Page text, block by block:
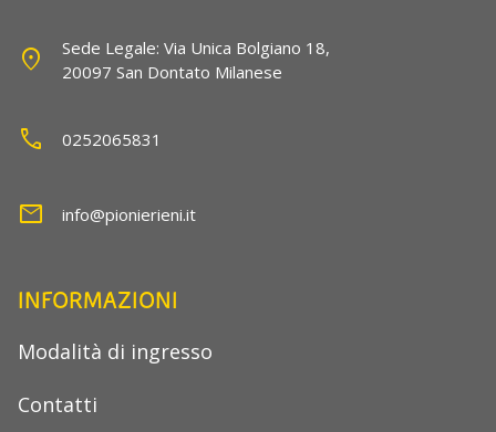
location_on
Sede Legale: Via Unica Bolgiano 18,
20097 San Dontato Milanese
call 0252065831
mail info@pionierieni.it
INFORMAZIONI
Modalità di ingresso
Contatti